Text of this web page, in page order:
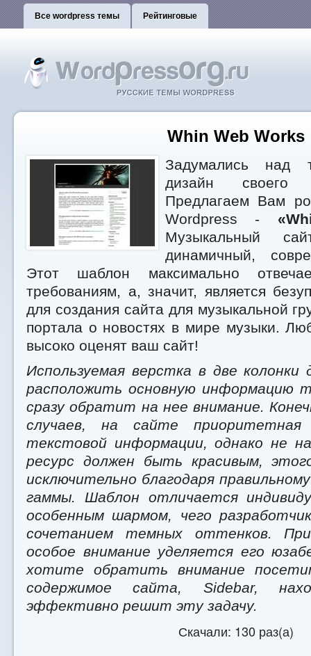
Все wordpress темы Рейтинговые
Whin Web Works
Задумались над
дизайн своего
Предлагаем Вам
Wordpress -
Музыкальный
динамичный,
Этот шаблон максимально
требованиям, а, значит, является
для создания сайта для музыкальной
портала о новостях в мире музыки.
высоко оценят ваш сайт!
Используемая верстка в две
расположить основную информацию
сразу обратит на нее внимание.
случаев, на сайте
текстовой информации, однако не
ресурс должен быть красивым,
исключительно благодаря
гаммы. Шаблон отличается
особенным шармом, чего
сочетанием темных оттенков.
особое внимание уделяется его
хотите обратить внимание
содержимое сайта, Sidebar,
эффективно решит эту задачу.
Скачали: 130 раз(а)